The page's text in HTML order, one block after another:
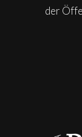
der